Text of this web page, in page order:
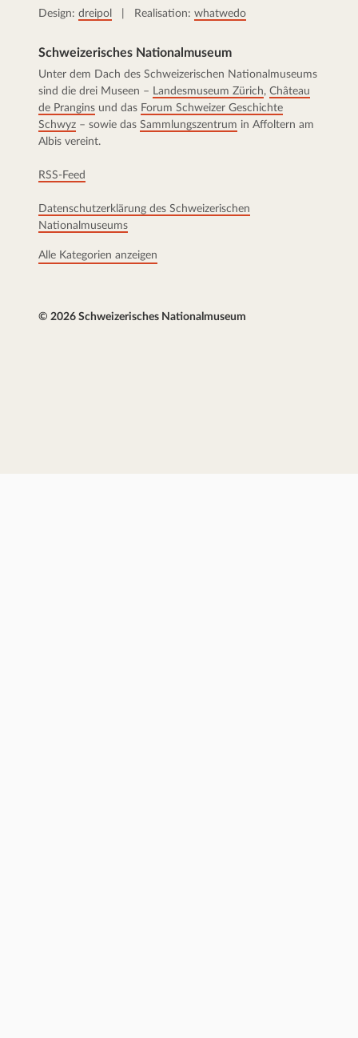
Design: dreipol | Realisation: whatwedo
Schweizerisches Nationalmuseum
Unter dem Dach des Schweizerischen Nationalmuseums
sind die drei Museen – Landesmuseum Zürich, Château
de Prangins und das Forum Schweizer Geschichte
Schwyz – sowie das Sammlungszentrum in Affoltern am
Albis vereint.
RSS-Feed
Datenschutzerklärung des Schweizerischen
Nationalmuseums
Alle Kategorien anzeigen
© 2026 Schweizerisches Nationalmuseum